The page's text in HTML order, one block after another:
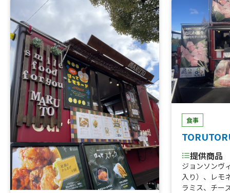
食事
提供商品
ジョンソンヴ
入り）、レモ
ラミス、チー